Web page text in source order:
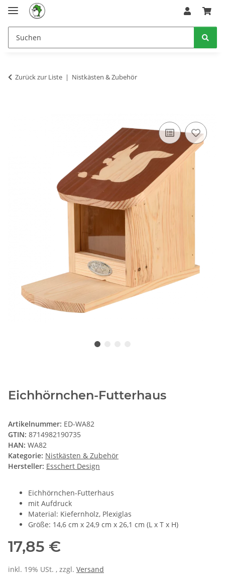
Zurück zur Liste Nistkästen & Zubehör
Eichhörnchen-Futterhaus
Artikelnummer: ED-WA82
GTIN: 8714982190735
HAN: WA82
Kategorie: Nistkästen & Zubehör
Hersteller: Esschert Design
Eichhörnchen-Futterhaus
mit Aufdruck
Material: Kiefernholz, Plexiglas
Größe: 14,6 cm x 24,9 cm x 26,1 cm (L x T x H)
17,85 €
inkl. 19% USt. , zzgl. Versand